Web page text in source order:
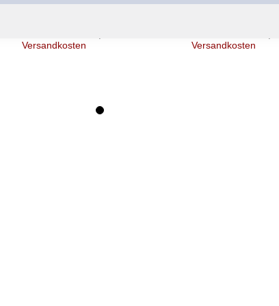
Ab 19,90 €
Versandkosten
Ab 16,90 €
Versandkosten